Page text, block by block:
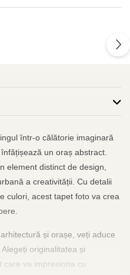
într-o călătorie imaginară
un oraș abstract.
element distinct de design,
a creativității. Cu detalii
culori, acest tapet foto va crea
și orașe, veți aduce
originalitatea și
care va impresiona cu